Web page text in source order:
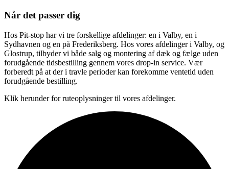
Når det passer dig
Hos Pit-stop har vi tre forskellige afdelinger: en i Valby, en i
Sydhavnen og en på Frederiksberg. Hos vores afdelinger i Valby, og
Glostrup, tilbyder vi både salg og montering af dæk og fælge uden
forudgående tidsbestilling gennem vores drop-in service. Vær
forberedt på at der i travle perioder kan forekomme ventetid uden
forudgående bestilling.
Klik herunder for ruteoplysninger til vores afdelinger.